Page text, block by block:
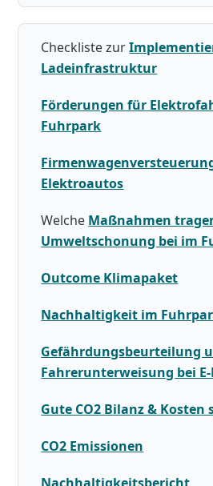
Checkliste zur
Ladeinfrastruktur
Förderungen für
Fuhrpark
Elektroautos
Welche Maßnahmen
Umweltschonung bei im
Outcome Klimapaket
Nachhaltigkeit im
Gefährdungsbeurteilung
Fahrerunterweisung bei
Gute CO2 Bilanz & Kosten
CO2 Emissionen